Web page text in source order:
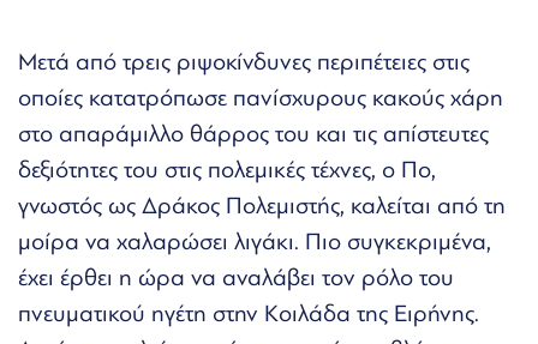
Μετά από τρεις ριψοκίνδυνες περιπέτειες στις
οποίες κατατρόπωσε πανίσχυρους κακούς χάρη
στο απαράμιλλο θάρρος του και τις απίστευτες
δεξιότητες του στις πολεμικές τέχνες, ο Πο,
γνωστός ως Δράκος Πολεμιστής, καλείται από τη
μοίρα να χαλαρώσει λιγάκι. Πιο συγκεκριμένα,
έχει έρθει η ώρα να αναλάβει τον ρόλο του
πνευματικού ηγέτη στην Κοιλάδα της Ειρήνης.